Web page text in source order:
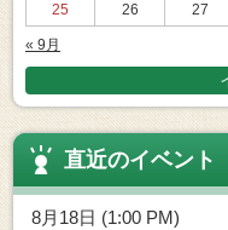
25
26 27
« 9月
直近のイベント
8月18日 (1:00 PM)